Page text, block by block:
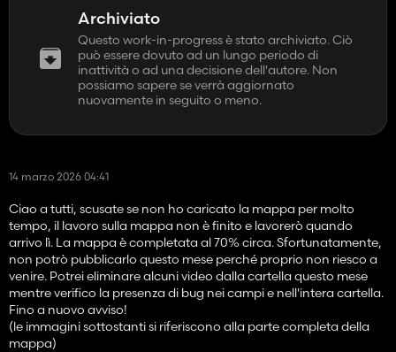
Archiviato
Questo work-in-progress è stato archiviato. Ciò
può essere dovuto ad un lungo periodo di
inattività o ad una decisione dell'autore. Non
possiamo sapere se verrà aggiornato
nuovamente in seguito o meno.
14 marzo 2026 04:41
Ciao a tutti, scusate se non ho caricato la mappa per molto
tempo, il lavoro sulla mappa non è finito e lavorerò quando
arrivo lì. La mappa è completata al 70% circa. Sfortunatamente,
non potrò pubblicarlo questo mese perché proprio non riesco a
venire. Potrei eliminare alcuni video dalla cartella questo mese
mentre verifico la presenza di bug nei campi e nell'intera cartella.
Fino a nuovo avviso!
(le immagini sottostanti si riferiscono alla parte completa della
mappa)